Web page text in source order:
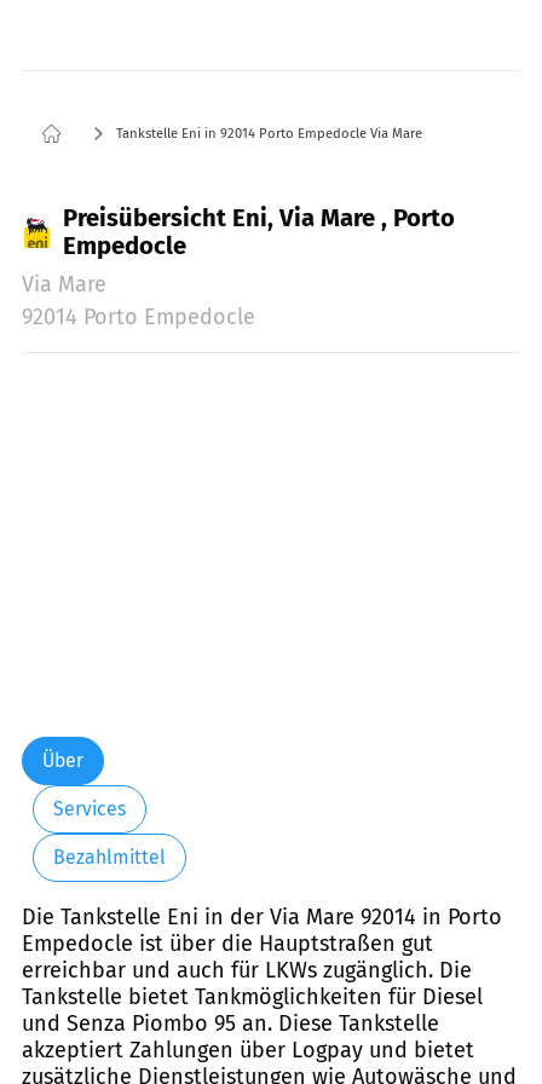
Tankstelle Eni in 92014 Porto Empedocle Via Mare
Preisübersicht Eni, Via Mare , Porto
Empedocle
Via Mare
92014 Porto Empedocle
Über
Services
Bezahlmittel
Die Tankstelle Eni in der Via Mare 92014 in Porto
Empedocle ist über die Hauptstraßen gut
erreichbar und auch für LKWs zugänglich. Die
Tankstelle bietet Tankmöglichkeiten für Diesel
und Senza Piombo 95 an. Diese Tankstelle
akzeptiert Zahlungen über Logpay und bietet
zusätzliche Dienstleistungen wie Autowäsche und